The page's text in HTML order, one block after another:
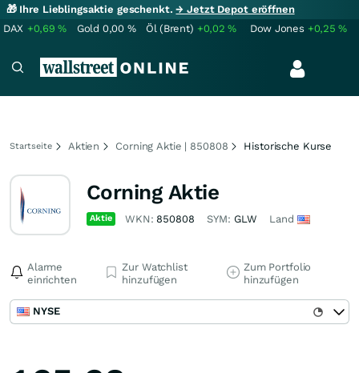
🎁 Ihre Lieblingsaktie geschenkt.→ Jetzt Depot eröffnen
DAX +0,69% Gold 0,00 % Öl (Brent) +0,02% Dow Jones +0,25%
Startseite Aktien Corning Aktie | 850808 Historische Kurse
Corning Aktie
Aktie WKN: 850808 SYM: GLW Land
Alarme
einrichten
Zur Watchlist
hinzufügen
Zum Portfolio
hinzufügen
NYSE